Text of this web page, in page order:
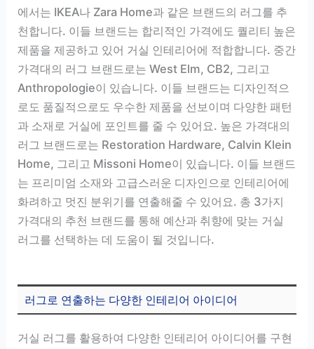
에서는 IKEA나 Zara Home과 같은 브랜드의 러그를 추
천합니다. 이들 브랜드는 합리적인 가격에도 퀄리티 높은
제품을 제공하고 있어 거실 인테리어에 적합합니다. 중간
가격대의 러그 브랜드로는 West Elm, CB2, 그리고
Anthropologie이 있습니다. 이들 브랜드는 디자인적으
로도 품질적으로도 우수한 제품을 선보이며 다양한 패턴
과 소재로 거실에 포인트를 줄 수 있어요. 높은 가격대의
러그 브랜드로는 Restoration Hardware, Calvin Klein
Home, 그리고 Missoni Home이 있습니다. 이들 브랜드
는 프리미엄 소재와 고급스러운 디자인으로 인테리어에
화려하고 멋진 분위기를 연출해줄 수 있어요. 총 3가지
가격대의 추천 브랜드를 통해 예산과 취향에 맞는 거실
러그를 선택하는 데 도움이 될 것입니다.
러그로 연출하는 다양한 인테리어 아이디어
거실 러그를 활용하여 다양한 인테리어 아이디어를 구현